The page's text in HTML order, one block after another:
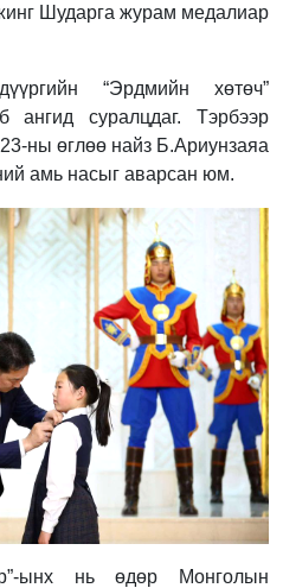
Шударга журам медалиар
“Эрдмийн хөтөч”
ангид суралцдаг. Тэрбээр
ны өглөө найз Б.Ариунзаяа
амь насыг аварсан юм.
ынх нь өдөр Монголын